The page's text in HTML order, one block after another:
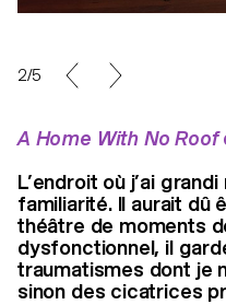
2/5
A Home With No Roof
L’endroit où j’ai
familiarité. Il aurait dû
théâtre de moments
dysfonctionnel, il
traumatismes dont je
sinon des cicatrices